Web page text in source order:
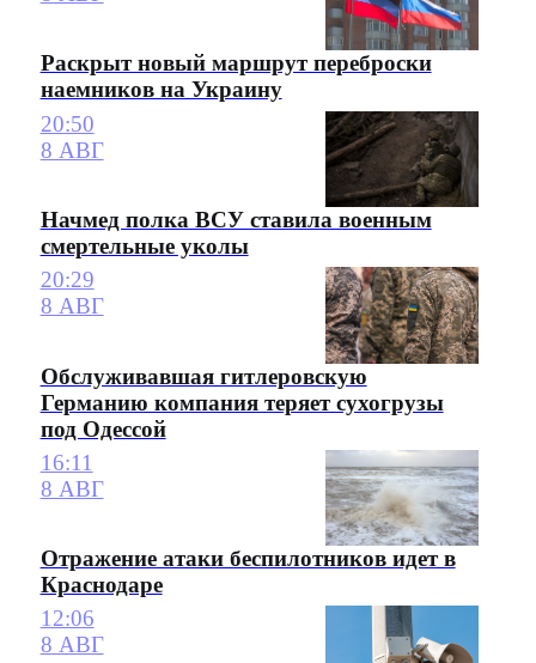
Раскрыт новый маршрут переброски
наемников на Украину
20:50
8 АВГ
Начмед полка ВСУ ставила военным
смертельные уколы
20:29
8 АВГ
Обслуживавшая гитлеровскую
Германию компания теряет сухогрузы
под Одессой
16:11
8 АВГ
Отражение атаки беспилотников идет в
Краснодаре
12:06
8 АВГ